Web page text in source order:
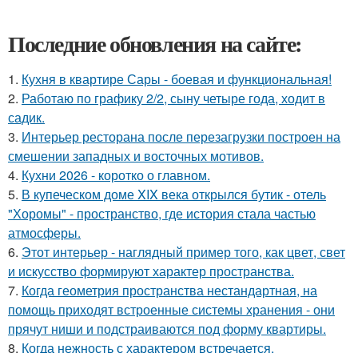
Последние обновления на сайте:
1. Кухня в квартире Сары - боевая и функциональная!
2. Работаю по графику 2/2, сыну четыре года, ходит в
садик.
3. Интерьер ресторана после перезагрузки построен на
смешении западных и восточных мотивов.
4. Кухни 2026 - коротко о главном.
5. В купеческом доме XIX века открылся бутик - отель
"Хоромы" - пространство, где история стала частью
атмосферы.
6. Этот интерьер - наглядный пример того, как цвет, свет
и искусство формируют характер пространства.
7. Когда геометрия пространства нестандартная, на
помощь приходят встроенные системы хранения - они
прячут ниши и подстраиваются под форму квартиры.
8. Когда нежность с характером встречается.